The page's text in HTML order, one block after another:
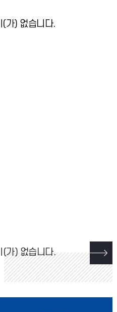
(가) 없습니다.
(가) 없습니다.